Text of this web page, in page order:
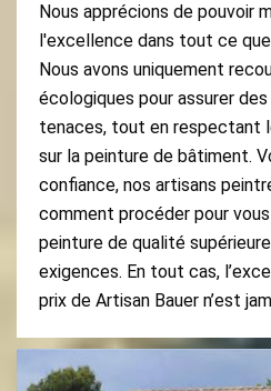
Nous apprécions de pouvoir
l'excellence dans tout ce
Nous avons uniquement
écologiques pour assurer
tenaces, tout en respectant
sur la peinture de bâtiment.
confiance, nos artisans
comment procéder pour
peinture de qualité
exigences. En tout cas,
prix de Artisan Bauer n’est